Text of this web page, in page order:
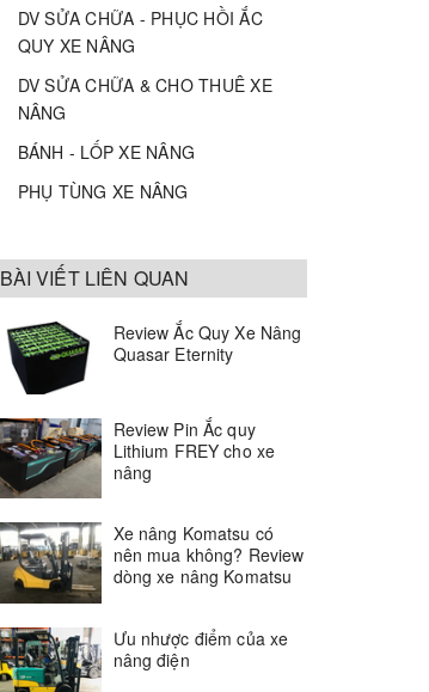
DV SỬA CHỮA - PHỤC HỒI ẮC
QUY XE NÂNG
DV SỬA CHỮA & CHO THUÊ XE
NÂNG
BÁNH - LỐP XE NÂNG
PHỤ TÙNG XE NÂNG
BÀI VIẾT LIÊN QUAN
Review Ắc Quy Xe Nâng
Quasar Eternity
Review Pin Ắc quy
Lithium FREY cho xe
nâng
Xe nâng Komatsu có
nên mua không? Review
dòng xe nâng Komatsu
Ưu nhược điểm của xe
nâng điện